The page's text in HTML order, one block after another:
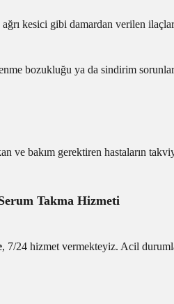
kesici gibi damardan verilen
bozukluğu ya da sindirim
ve bakım gerektiren hastaların
Takma Hizmeti
, 7/24 hizmet vermekteyiz. Acil